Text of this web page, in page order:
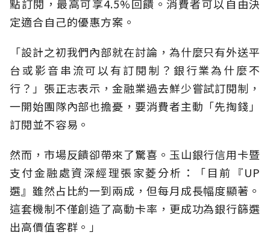
點訂閱，最高可享4.5%回饋。消費者可以自由決
定適合自己的優惠方案。
「設計之初我們內部就在討論，為什麼只有外送平
台或影音串流可以有訂閱制？銀行業為什麼不
行？」張正志表示，金融業過去鮮少嘗試訂閱制，
一開始團隊內部也擔憂，要消費者主動「先掏錢」
訂閱並不容易。
然而，市場反饋卻帶來了驚喜。玉山銀行信用卡暨
支付金融處資深經理張家菱分析：「目前『UP
選』雖然占比約一到兩成，但每月成長幅度顯著。
這套機制不僅創造了高動卡率，更成功為銀行篩選
出高價值客群。」